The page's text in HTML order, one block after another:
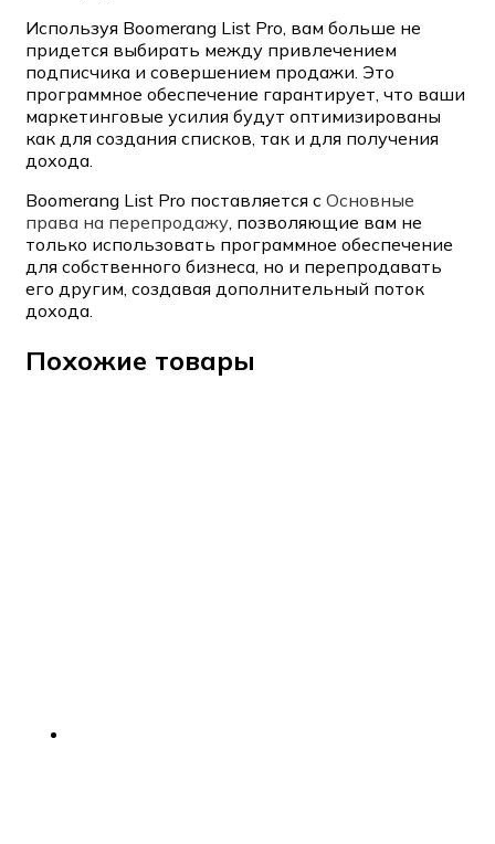
Используя Boomerang List Pro, вам больше не
придется выбирать между привлечением
подписчика и совершением продажи. Это
программное обеспечение гарантирует, что ваши
маркетинговые усилия будут оптимизированы
как для создания списков, так и для получения
дохода.
Boomerang List Pro поставляется с Основные
права на перепродажу , позволяющие вам не
только использовать программное обеспечение
для собственного бизнеса, но и перепродавать
его другим, создавая дополнительный поток
дохода.
Похожие товары